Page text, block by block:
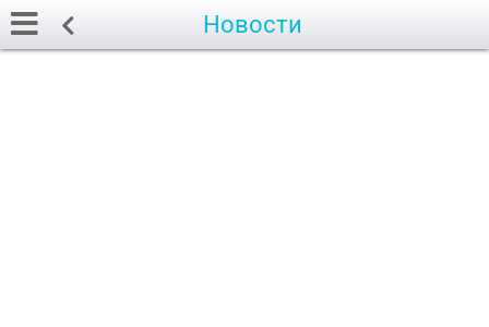
Новости